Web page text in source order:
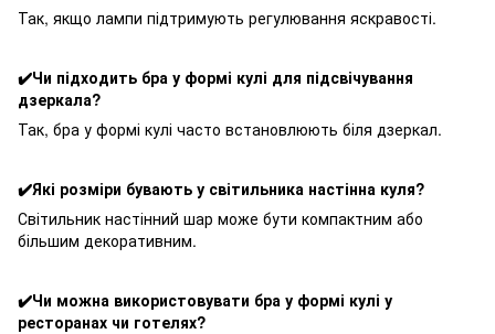
Так, якщо лампи підтримують регулювання яскравості.
✔️Чи підходить бра у формі кулі для підсвічування
дзеркала?
Так, бра у формі кулі часто встановлюють біля дзеркал.
✔️Які розміри бувають у світильника настінна куля?
Світильник настінний шар може бути компактним або
більшим декоративним.
✔️Чи можна використовувати бра у формі кулі у
ресторанах чи готелях?